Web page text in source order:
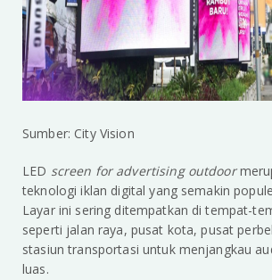
Sumber: City Vision
LED screen for advertising outdoor
teknologi iklan digital yang semakin
Layar ini sering ditempatkan di tempat-
seperti jalan raya, pusat kota, pusat
stasiun transportasi untuk menjangkau
luas.